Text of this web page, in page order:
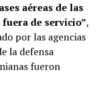
aéreas de las
de servicio”,
por las agencias
la defensa
fueron